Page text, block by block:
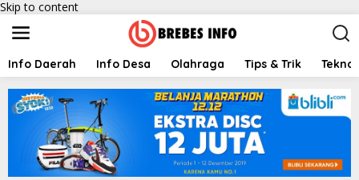
Skip to content
Info Daerah Info Desa Olahraga Tips & Trik